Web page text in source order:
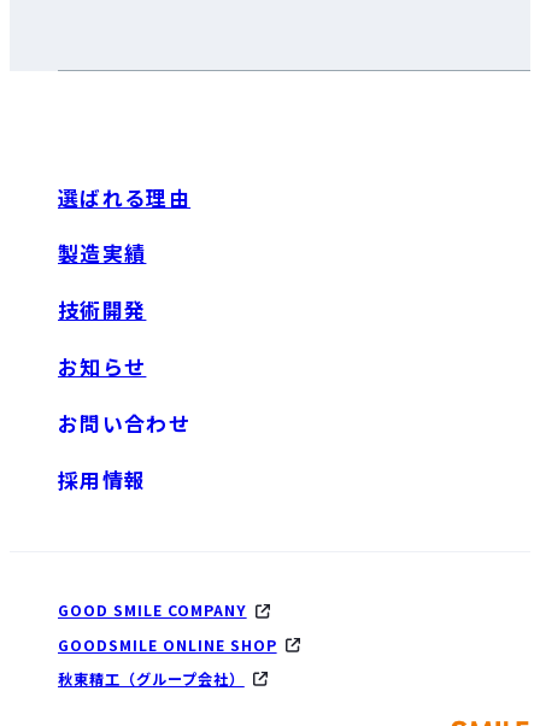
選ばれる理由
製造実績
技術開発
お知らせ
お問い合わせ
採用情報
GOOD SMILE COMPANY
GOODSMILE ONLINE SHOP
秋東精工（グループ会社）